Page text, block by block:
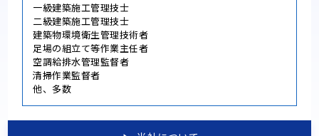
一級建築施工管理技士
二級建築施工管理技士
建築物環境衛生管理技術者
足場の組立て等作業主任者
空調給排水管理監督者
清掃作業監督者
他、多数